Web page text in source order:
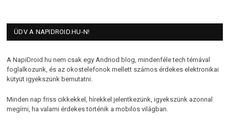
ÜDV A NAPIDROID.HU-N!
A NapiDroid.hu nem csak egy Andriod blog, mindenféle tech témával
foglalkozunk, és az okostelefonok mellett számos érdekes elektronikai
kütyüt igyekszünk bemutatni.
Minden nap friss cikkekkel, hírekkel jelentkezünk, igyekszünk azonnal
megírni, ha valami érdekes történik a mobilos világban.